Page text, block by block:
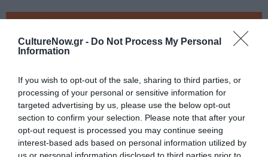
CultureNow.gr - Do Not Process My Personal
Information
If you wish to opt-out of the sale, sharing to third parties, or
processing of your personal or sensitive information for
targeted advertising by us, please use the below opt-out
section to confirm your selection. Please note that after your
opt-out request is processed you may continue seeing
interest-based ads based on personal information utilized by
Νέοι Διαγωνισμοί❯
Tags
ΔΙΑΛΕΞΕΙΣ - ΟΜΙΛΙΕΣ
ΔΡΑΣΤΗΡΙΟΤΗΤΕΣ ΓΙΑ ΠΑΙΔΙΑ
ΔΩΡΕΑΝ ΕΚΔΗΛΩΣΕΙΣ
ΚΑΛΟΚΑΙΡΙΝΑ ΦΕΣΤΙΒΑΛ
Newsletter
Κάθε βδομάδα στο e-mail σας τα τελευταία νέα για